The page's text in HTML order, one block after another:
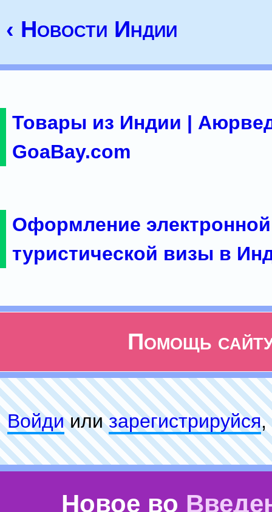
‹ Новости Индии
Товары из Индии |
GoaBay.com
Оформление электронной
туристической визы в
Помощь
Войдиилизарeгиcтpируйся,
Новое во